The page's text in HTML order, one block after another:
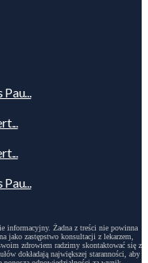
informacyjny. Żadna z treści nie powinna
jako zastępstwo konsultacji z lekarzem,
zdrowiem radzimy skontaktować się z
dokładają największej staranności, aby